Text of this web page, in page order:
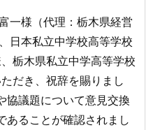
一様（代理：栃木県経営
日本私立中学校高等学校
栃木県私立中学高等学校
だき、祝辞を賜りまし
協議題について意見交換
あることが確認されまし